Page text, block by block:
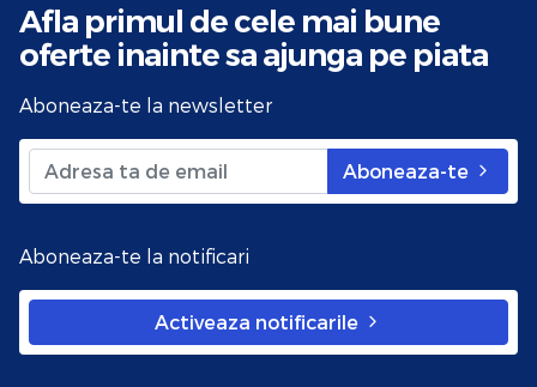
Afla primul de cele mai bune
oferte inainte sa ajunga pe piata
Aboneaza-te la newsletter
Aboneaza-te
Aboneaza-te la notificari
Activeaza notificarile